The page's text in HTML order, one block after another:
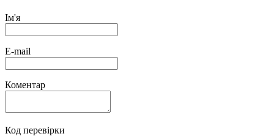
Ім'я
E-mail
Коментар
Код перевірки